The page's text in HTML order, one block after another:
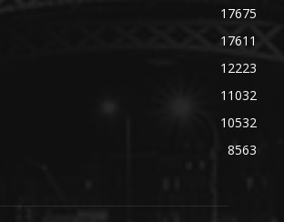
17675
17611
12223
11032
10532
8563